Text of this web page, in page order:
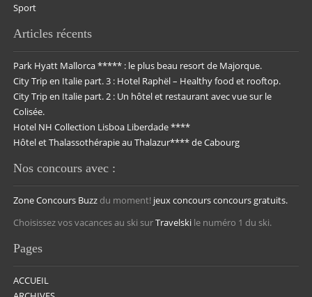
Sport
Articles récents
Park Hyatt Mallorca ***** : le plus beau resort de Majorque.
City Trip en Italie part. 3 : Hotel Raphël – Healthy food et rooftop.
City Trip en Italie part. 2 : Un hôtel et restaurant avec vue sur le
Colisée.
Hotel NH Collection Lisboa Liberdade ****
Hôtel et Thalassothérapie au Thalazur**** de Cabourg
Nos concours avec :
Zone Concours Buzz du moment! jeux concoursconcours gratuits.
Choisissez vos vacances au ski surTravelski le numéro 1 du ski.
Pages
ACCUEIL